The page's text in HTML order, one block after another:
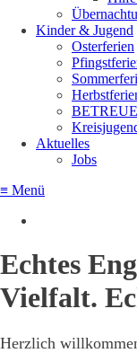
Kinder & Jugend
Osterferien
Aktuelles
Jobs
≡ Menü
Echtes
Vielfalt.
Herzlich